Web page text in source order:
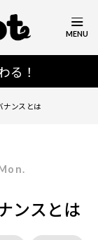
る！
MENU
ンスとは
ンスとは